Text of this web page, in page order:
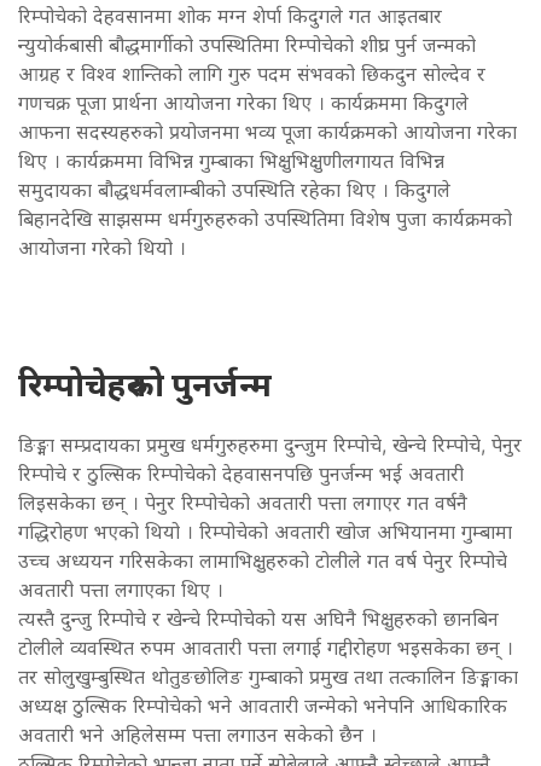
रिम्पोचेको देहवसानमा शोक मग्न शेर्पा किदुगले गत आइतबार
न्युयोर्कबासी बौद्धमार्गीको उपस्थितिमा रिम्पोचेको शीघ्र पुर्न जन्मको
आग्रह र विश्व शान्तिको लागि गुरु पदम संभवको छिकदुन सोल्देव र
गणचक्र पूजा प्रार्थना आयोजना गरेका थिए । कार्यक्रममा किदुगले
आफना सदस्यहरुको प्रयोजनमा भव्य पूजा कार्यक्रमको आयोजना गरेका
थिए । कार्यक्रममा विभिन्न गुम्बाका भिक्षुभिक्षुणीलगायत विभिन्न
समुदायका बौद्धधर्मवलाम्बीको उपस्थिति रहेका थिए । किदुगले
बिहानदेखि साझसम्म धर्मगुरुहरुको उपस्थितिमा विशेष पुजा कार्यक्रमको
आयोजना गरेको थियो ।
रिम्पोचेहरुको पुनर्जन्म
ङिङ्मा सम्प्रदायका प्रमुख धर्मगुरुहरुमा दुन्जुम रिम्पोचे, खेन्चे रिम्पोचे, पेनुर
रिम्पोचे र ठुल्सिक रिम्पोचेको देहवासनपछि पुनर्जन्म भई अवतारी
लिइसकेका छन् । पेनुर रिम्पोचेको अवतारी पत्ता लगाएर गत वर्षनै
गद्धिरोहण भएको थियो । रिम्पोचेको अवतारी खोज अभियानमा गुम्बामा
उच्च अध्ययन गरिसकेका लामाभिक्षुहरुको टोलीले गत वर्ष पेनुर रिम्पोचे
अवतारी पत्ता लगाएका थिए ।
त्यस्तै दुन्जु रिम्पोचे र खेन्चे रिम्पोचेको यस अघिनै भिक्षुहरुको छानबिन
टोलीले व्यवस्थित रुपम आवतारी पत्ता लगाई गद्दीरोहण भइसकेका छन् ।
तर सोलुखुम्बुस्थित थोतुङछोलिङ गुम्बाको प्रमुख तथा तत्कालिन ङिङ्माका
अध्यक्ष ठुल्सिक रिम्पोचेको भने आवतारी जन्मेको भनेपनि आधिकारिक
अवतारी भने अहिलेसम्म पत्ता लगाउन सकेको छैन ।